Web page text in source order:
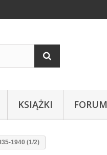
KSIĄŻKI FORUM
1940 (1/2)